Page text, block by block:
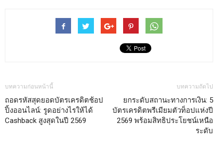
บทความก่อนหน้านี้
ถอดรหัสสุดยอดบัตรเครดิตช้อป
ปิ้งออนไลน์: รูดอย่างไรให้ได้
Cashback สูงสุดในปี 2569
บทความถัดไป
ยกระดับสถานะทางการเงิน: 5
บัตรเครดิตพรีเมียมตัวท็อปแห่งปี
2569 พร้อมสิทธิประโยชน์เหนือ
ระดับ